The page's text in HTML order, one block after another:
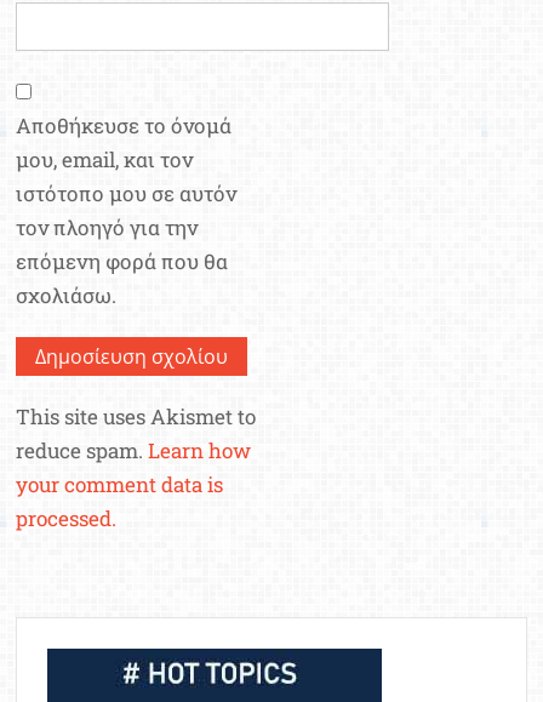
Αποθήκευσε το όνομά
μου, email, και τον
ιστότοπο μου σε αυτόν
τον πλοηγό για την
επόμενη φορά που θα
σχολιάσω.
This site uses Akismet to
reduce spam.Learn how
your comment data is
processed.